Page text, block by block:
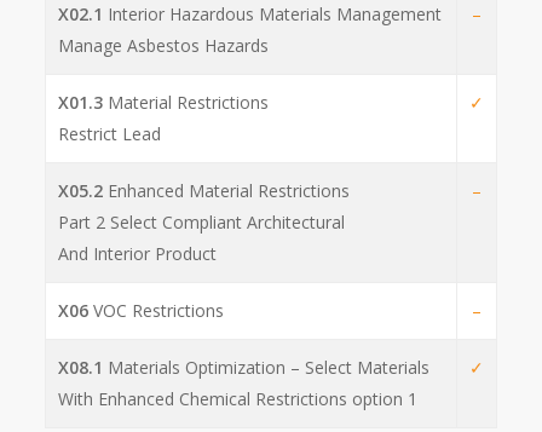
X02.1 Interior Hazardous Materials Management
Manage Asbestos Hazards
–
X01.3Material Restrictions
Restrict Lead
✓
X05.2Enhanced Material Restrictions
Part 2 Select Compliant Architectural
And Interior Product
–
X06VOC Restrictions –
X08.1 Materials Optimization – Select Materials
With Enhanced Chemical Restrictions option 1
✓